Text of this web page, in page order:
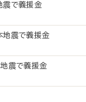
震で義援金
地震で義援金
地震で義援金